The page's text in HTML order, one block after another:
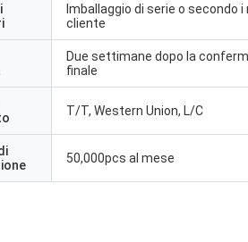
Imballaggio di serie o secondo i
cliente
Due settimane dopo la
finale
T/T, Western Union, L/C
50,000pcs al mese